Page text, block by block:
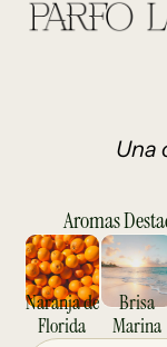
Una
Aromas
Naranja de
Florida
Brisa
Marina